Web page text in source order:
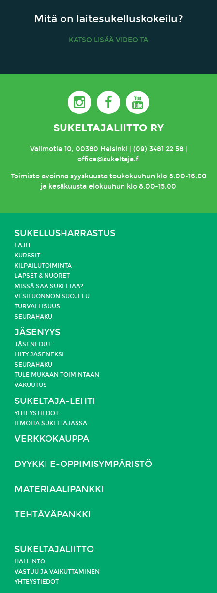
Mitä on laitesukelluskokeilu?
KATSO LISÄÄ VIDEOITA
SUKELTAJALIITTO RY
Valimotie 10, 00380 Helsinki | (09) 3481 22 58 |
office@sukeltaja.fi
Toimistoavoinna syyskuusta toukokuuhun klo 8.00-16.00
ja kesäkuusta elokuuhun klo 8.00-15.00
SUKELLUSHARRASTUS
LAJIT
KURSSIT
KILPAILUTOIMINTA
LAPSET & NUORET
MISSÄ SAA SUKELTAA?
VESILUONNON SUOJELU
TURVALLISUUS
SEURAHAKU
JÄSENYYS
JÄSENEDUT
LIITY JÄSENEKSI
SEURAHAKU
TULE MUKAAN TOIMINTAAN
VAKUUTUS
SUKELTAJA-LEHTI
YHTEYSTIEDOT
ILMOITA SUKELTAJASSA
VERKKOKAUPPA
DYYKKI E-OPPIMISYMPÄRISTÖ
MATERIAALIPANKKI
TEHTÄVÄPANKKI
SUKELTAJALIITTO
HALLINTO
VASTUU JA VAIKUTTAMINEN
YHTEYSTIEDOT